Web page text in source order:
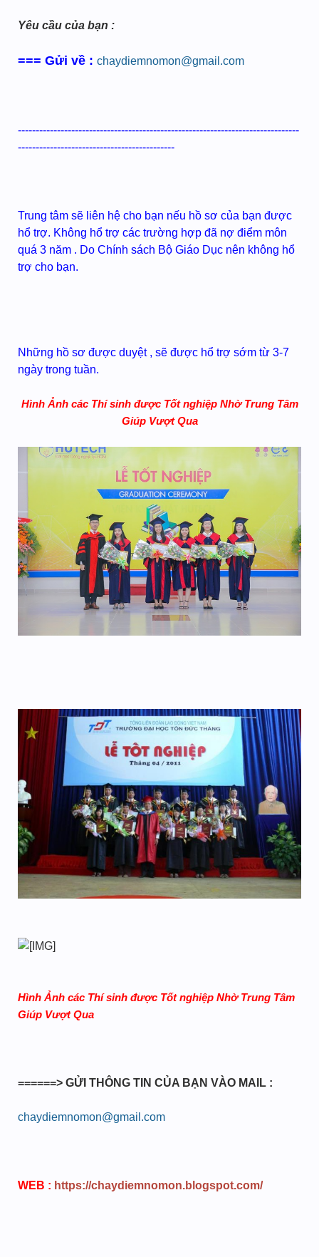
Yêu cầu của bạn :
=== Gửi về : chaydiemnomon@gmail.com
-------------------------------------------------------------------------------
--------------------------------------------
Trung tâm sẽ liên hệ cho bạn nếu hồ sơ của bạn được
hổ trợ. Không hổ trợ các trường hợp đã nợ điểm môn
quá 3 năm . Do Chính sách Bộ Giáo Dục nên không hổ
trợ cho bạn.
Những hồ sơ được duyệt , sẽ được hổ trợ sớm từ 3-7
ngày trong tuần.
Hình Ảnh các Thí sinh được Tốt nghiệp Nhờ Trung Tâm
Giúp Vượt Qua
Hình Ảnh các Thí sinh được Tốt nghiệp Nhờ Trung Tâm
Giúp Vượt Qua
======> GỬI THÔNG TIN CỦA BẠN VÀO MAIL :
chaydiemnomon@gmail.com
WEB : https://chaydiemnomon.blogspot.com/